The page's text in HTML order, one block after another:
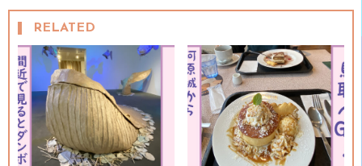
稿
ナ
ビ
ゲ
ー
RELATED